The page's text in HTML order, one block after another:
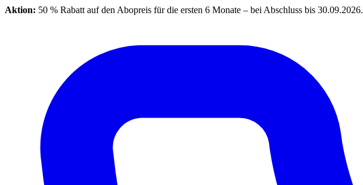
Aktion: 50 % Rabatt auf den Abopreis für die ersten 6 Monate – bei Abschluss bis 30.09.2026.